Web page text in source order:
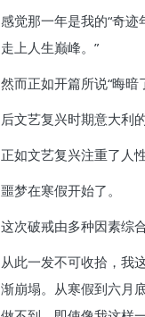
感觉那一年是我的“奇
走上人生巅峰。”
然而正如开篇所说“晦暗
后文艺复兴时期意大利
正如文艺复兴注重了人
噩梦在寒假开始了。
这次破戒由多种因素综
从此一发不可收拾，我
渐崩塌。从寒假到六月